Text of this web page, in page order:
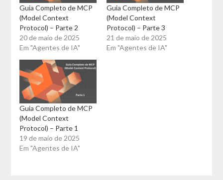
Guia Completo de MCP
(Model Context
Protocol) – Parte 2
20 de maio de 2025
Em "Agentes de IA"
Guia Completo de MCP
(Model Context
Protocol) – Parte 3
21 de maio de 2025
Em "Agentes de IA"
Guia Completo de MCP
(Model Context
Protocol) – Parte 1
19 de maio de 2025
Em "Agentes de IA"